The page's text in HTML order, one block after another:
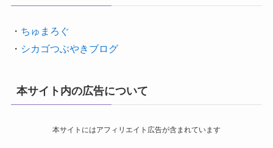
・ ちゅまろぐ
・ シカゴつぶやきブログ
本サイト内の広告について
本サイトにはアフィリエイト広告が含まれています